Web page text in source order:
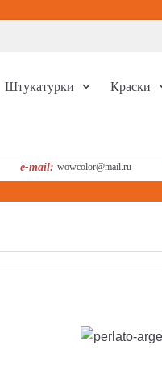
Штукатурки Краски
e-mail: wowcolor@mail.ru